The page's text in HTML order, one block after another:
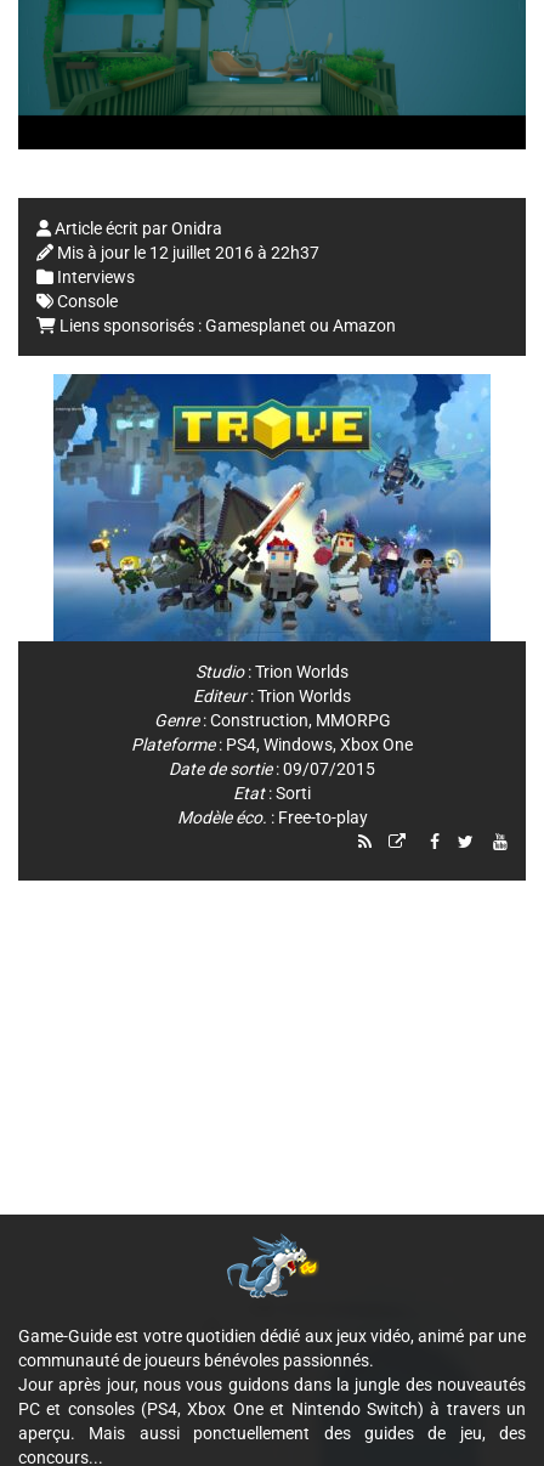
Article écrit parOnidra
Mis à jour le 12 juillet 2016 à 22h37
Interviews
Console
Liens sponsorisés :Gamesplanet ou Amazon
Studio:Trion Worlds
Editeur:Trion Worlds
Genre:Construction, MMORPG
Plateforme: PS4, Windows, Xbox One
Date de sortie: 09/07/2015
Etat: Sorti
Modèle éco. : Free-to-play
Game-Guide est votre quotidien dédié aux jeux vidéo, animé par une
communauté de joueurs bénévoles passionnés.
Jour après jour, nous vous guidons dans la jungle des nouveautés
PC et consoles (PS4, Xbox One et Nintendo Switch) à travers un
aperçu. Mais aussi ponctuellement des guides de jeu, des
concours...